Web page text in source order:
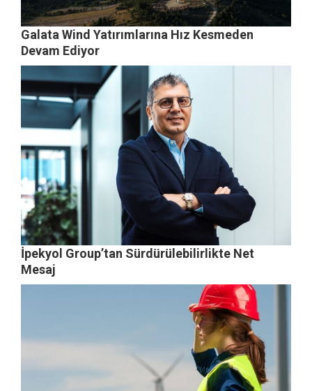
Galata Wind Yatırımlarına Hız Kesmeden
Devam Ediyor
İpekyol Group’tan Sürdürülebilirlikte Net
Mesaj